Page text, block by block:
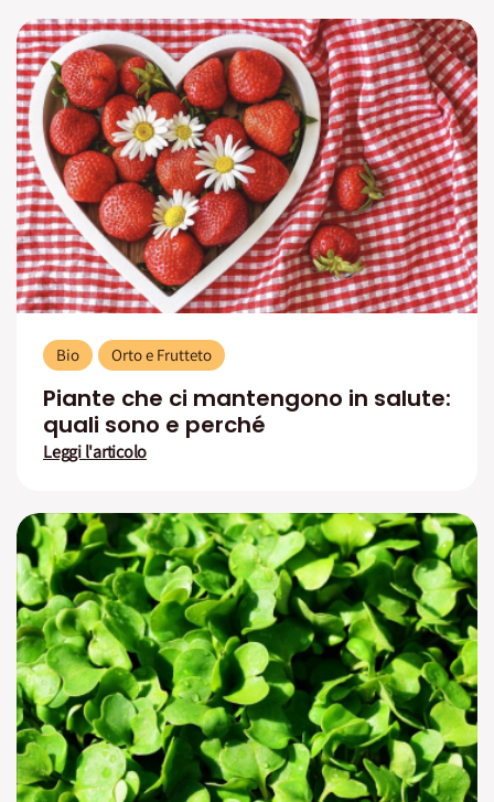
Bio Orto e Frutteto
Piante che ci mantengono in salute:
quali sono e perché
Leggi l'articolo